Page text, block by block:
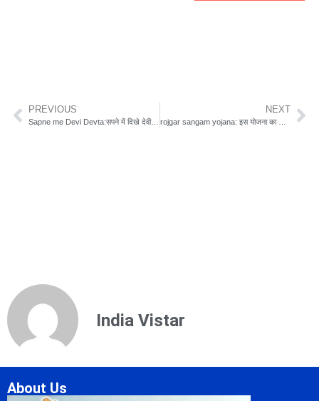
PREVIOUS
Sapne me Devi Devta:सपने में दिखे देवी देवता तो समझ लीजिए क्या मतलब है
NEXT
rojgar sangam yojana: इस योजना का लाभ जल्दी से लें आज ही भरें फार्म जानिए सारी जानकारी
India Vistar
About Us